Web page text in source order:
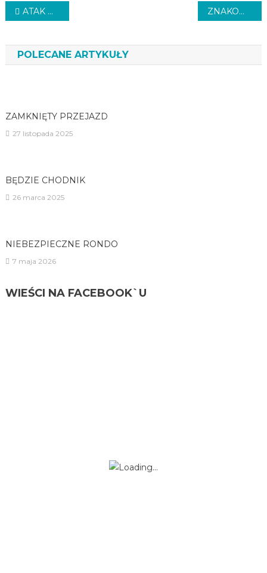
Nawigacja
ATAK NOŻOWNIKA ZNAKOWANIE ROWERÓW
POLECANE ARTYKUŁY
ZAMKNIĘTY PRZEJAZD
27 listopada 2025
BĘDZIE CHODNIK
26 marca 2025
NIEBEZPIECZNE RONDO
7 maja 2026
WIEŚCI NA FACEBOOK`U